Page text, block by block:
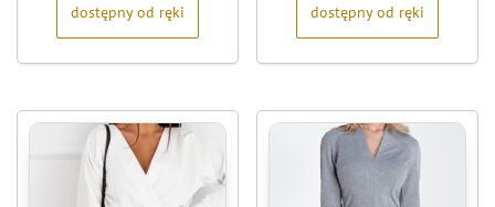
dostępny od ręki dostępny od ręki